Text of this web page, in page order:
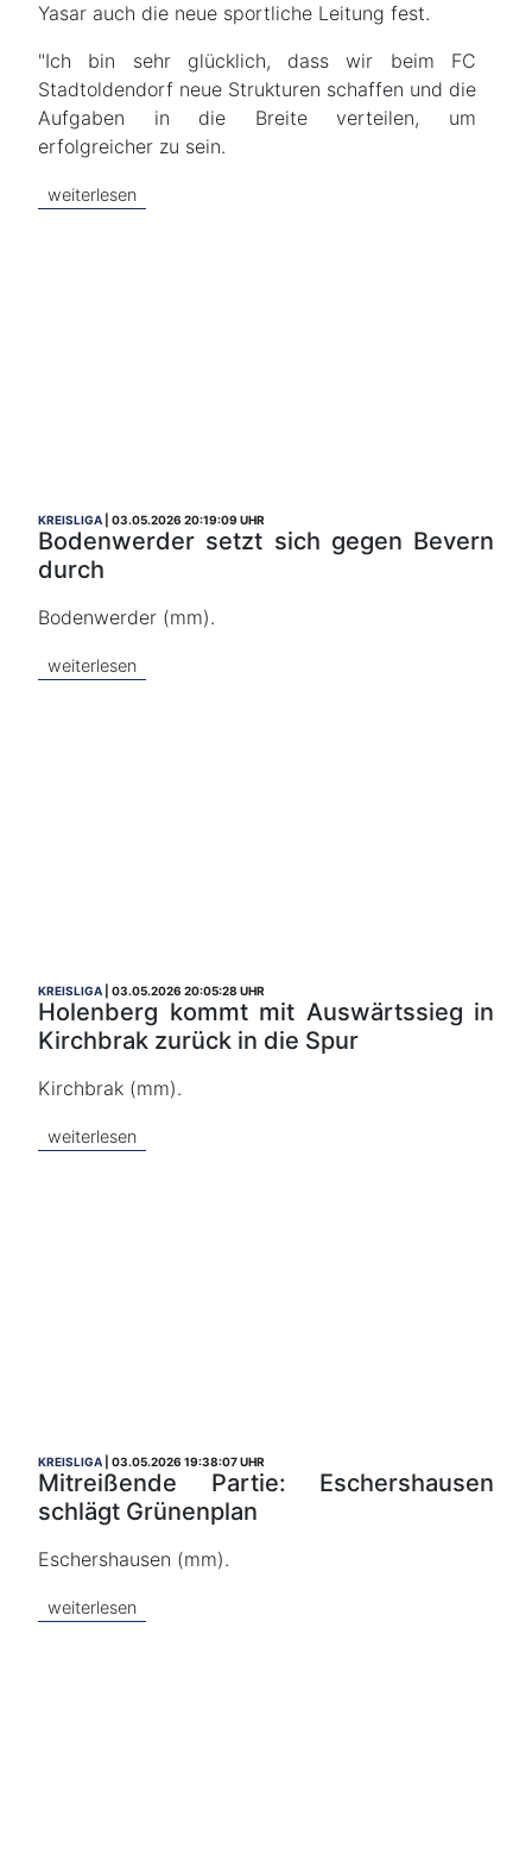
Yasar auch die neue sportliche Leitung fest.
"Ich bin sehr glücklich, dass wir beim FC
Stadtoldendorf neue Strukturen schaffen und die
Aufgaben in die Breite verteilen, um
erfolgreicher zu sein.
weiterlesen
KREISLIGA 03.05.2026 20:19:09 UHR
Bodenwerder setzt sich gegen Bevern
durch
Bodenwerder (mm).
weiterlesen
KREISLIGA 03.05.2026 20:05:28 UHR
Holenberg kommt mit Auswärtssieg in
Kirchbrak zurück in die Spur
Kirchbrak (mm).
weiterlesen
KREISLIGA 03.05.2026 19:38:07 UHR
Mitreißende Partie: Eschershausen
schlägt Grünenplan
Eschershausen (mm).
weiterlesen